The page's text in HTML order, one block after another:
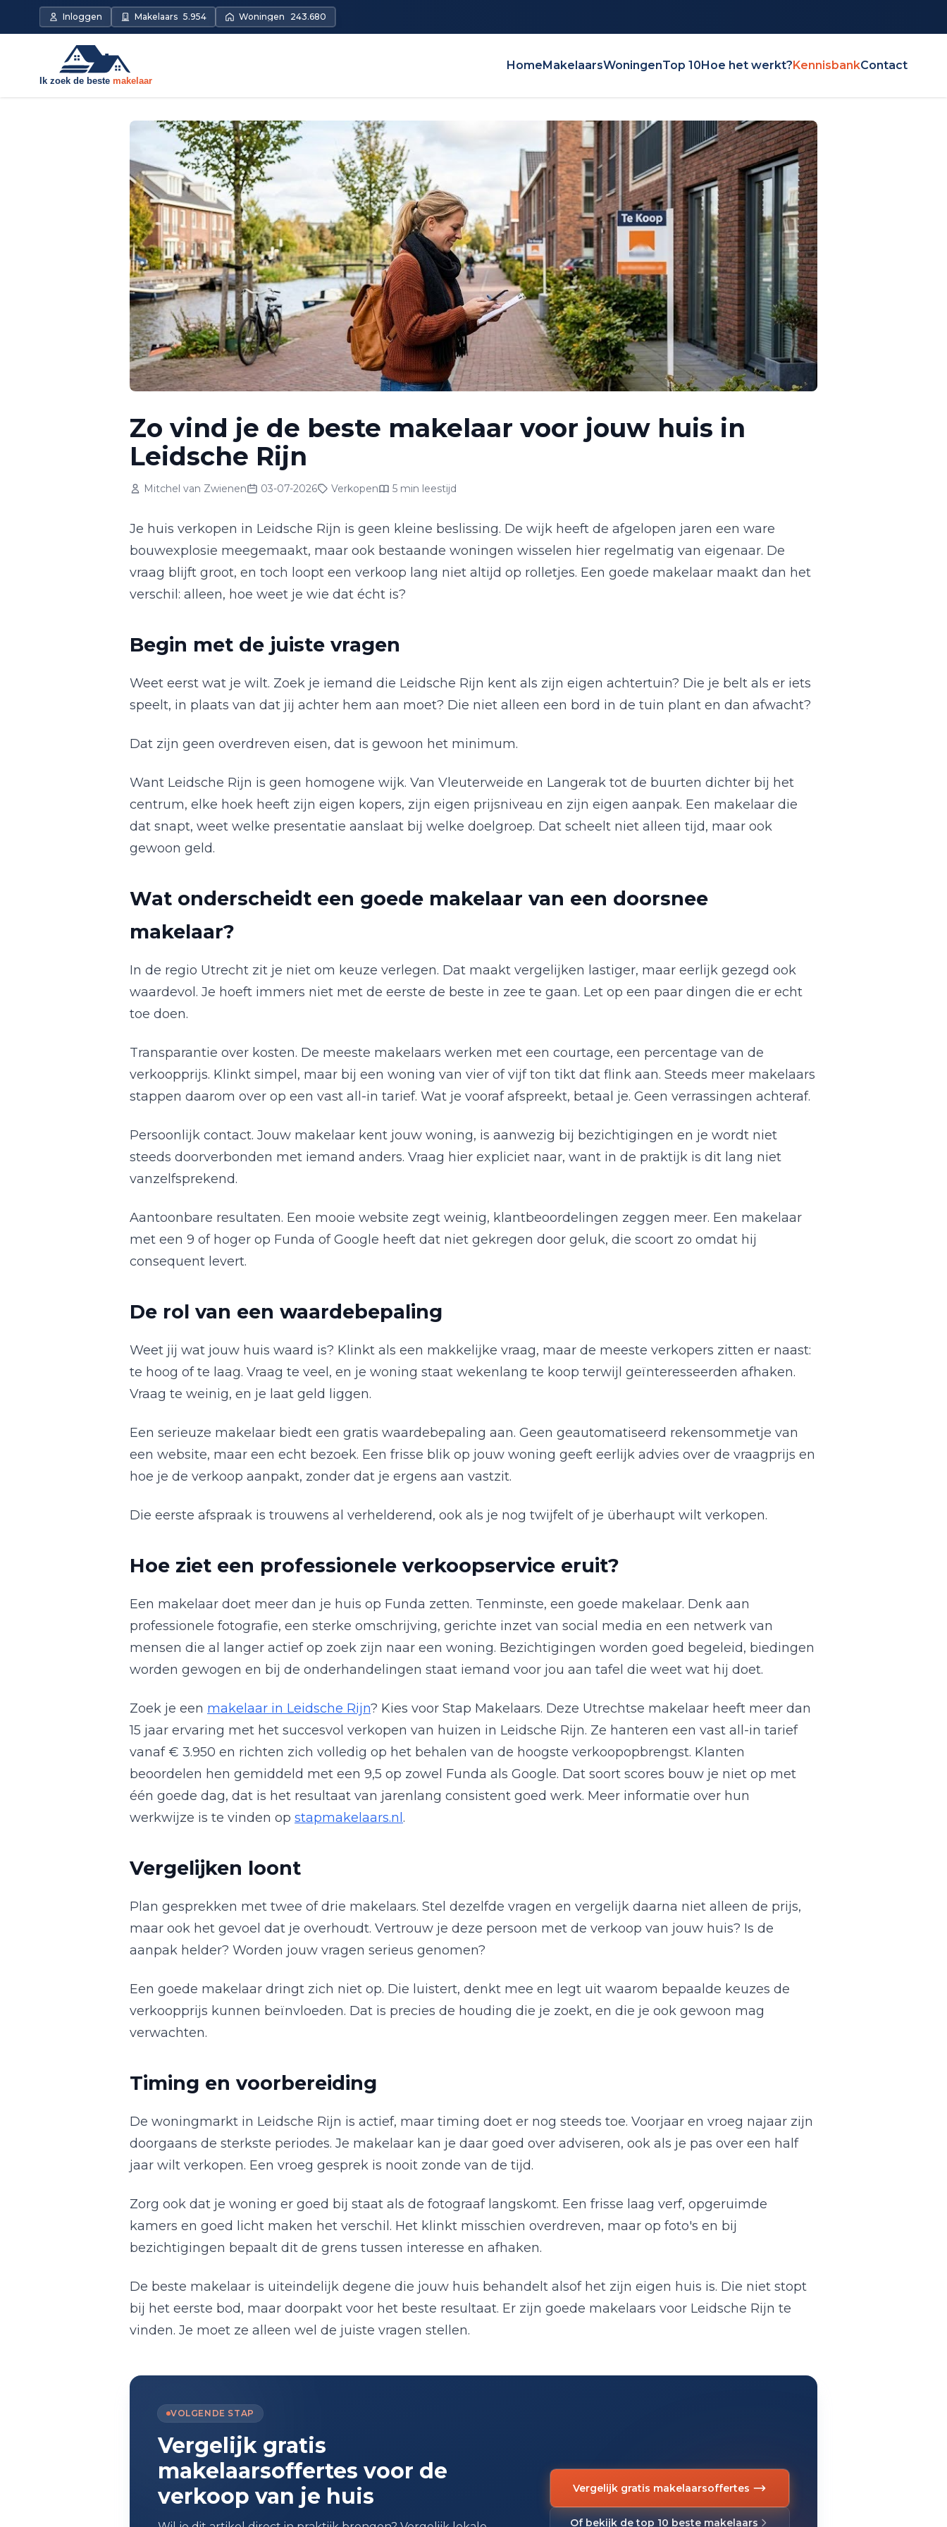
Inloggen Makelaars 5.954 Woningen 243.680
HomeMakelaarsWoningenTop 10Hoe het werkt?KennisbankContact
Zo vind je de beste makelaar voor jouw huis in
Leidsche Rijn
Mitchel van Zwienen 03-07-2026 Verkopen 5 min leestijd
Je huis verkopen in Leidsche Rijn is geen kleine beslissing. De wijk heeft de afgelopen jaren een ware
bouwexplosie meegemaakt, maar ook bestaande woningen wisselen hier regelmatig van eigenaar. De
vraag blijft groot, en toch loopt een verkoop lang niet altijd op rolletjes. Een goede makelaar maakt dan het
verschil: alleen, hoe weet je wie dat écht is?
Begin met de juiste vragen
Weet eerst wat je wilt. Zoek je iemand die Leidsche Rijn kent als zijn eigen achtertuin? Die je belt als er iets
speelt, in plaats van dat jij achter hem aan moet? Die niet alleen een bord in de tuin plant en dan afwacht?
Dat zijn geen overdreven eisen, dat is gewoon het minimum.
Want Leidsche Rijn is geen homogene wijk. Van Vleuterweide en Langerak tot de buurten dichter bij het
centrum, elke hoek heeft zijn eigen kopers, zijn eigen prijsniveau en zijn eigen aanpak. Een makelaar die
dat snapt, weet welke presentatie aanslaat bij welke doelgroep. Dat scheelt niet alleen tijd, maar ook
gewoon geld.
Wat onderscheidt een goede makelaar van een doorsnee
makelaar?
In de regio Utrecht zit je niet om keuze verlegen. Dat maakt vergelijken lastiger, maar eerlijk gezegd ook
waardevol. Je hoeft immers niet met de eerste de beste in zee te gaan. Let op een paar dingen die er echt
toe doen.
Transparantie over kosten. De meeste makelaars werken met een courtage, een percentage van de
verkoopprijs. Klinkt simpel, maar bij een woning van vier of vijf ton tikt dat flink aan. Steeds meer makelaars
stappen daarom over op een vast all-in tarief. Wat je vooraf afspreekt, betaal je. Geen verrassingen achteraf.
Persoonlijk contact. Jouw makelaar kent jouw woning, is aanwezig bij bezichtigingen en je wordt niet
steeds doorverbonden met iemand anders. Vraag hier expliciet naar, want in de praktijk is dit lang niet
vanzelfsprekend.
Aantoonbare resultaten. Een mooie website zegt weinig, klantbeoordelingen zeggen meer. Een makelaar
met een 9 of hoger op Funda of Google heeft dat niet gekregen door geluk, die scoort zo omdat hij
consequent levert.
De rol van een waardebepaling
Weet jij wat jouw huis waard is? Klinkt als een makkelijke vraag, maar de meeste verkopers zitten er naast:
te hoog of te laag. Vraag te veel, en je woning staat wekenlang te koop terwijl geïnteresseerden afhaken.
Vraag te weinig, en je laat geld liggen.
Een serieuze makelaar biedt een gratis waardebepaling aan. Geen geautomatiseerd rekensommetje van
een website, maar een echt bezoek. Een frisse blik op jouw woning geeft eerlijk advies over de vraagprijs en
hoe je de verkoop aanpakt, zonder dat je ergens aan vastzit.
Die eerste afspraak is trouwens al verhelderend, ook als je nog twijfelt of je überhaupt wilt verkopen.
Hoe ziet een professionele verkoopservice eruit?
Een makelaar doet meer dan je huis op Funda zetten. Tenminste, een goede makelaar. Denk aan
professionele fotografie, een sterke omschrijving, gerichte inzet van social media en een netwerk van
mensen die al langer actief op zoek zijn naar een woning. Bezichtigingen worden goed begeleid, biedingen
worden gewogen en bij de onderhandelingen staat iemand voor jou aan tafel die weet wat hij doet.
Zoek je een makelaar in Leidsche Rijn? Kies voor Stap Makelaars. Deze Utrechtse makelaar heeft meer dan
15 jaar ervaring met het succesvol verkopen van huizen in Leidsche Rijn. Ze hanteren een vast all-in tarief
vanaf € 3.950 en richten zich volledig op het behalen van de hoogste verkoopopbrengst. Klanten
beoordelen hen gemiddeld met een 9,5 op zowel Funda als Google. Dat soort scores bouw je niet op met
één goede dag, dat is het resultaat van jarenlang consistent goed werk. Meer informatie over hun
werkwijze is te vinden op stapmakelaars.nl .
Vergelijken loont
Plan gesprekken met twee of drie makelaars. Stel dezelfde vragen en vergelijk daarna niet alleen de prijs,
maar ook het gevoel dat je overhoudt. Vertrouw je deze persoon met de verkoop van jouw huis? Is de
aanpak helder? Worden jouw vragen serieus genomen?
Een goede makelaar dringt zich niet op. Die luistert, denkt mee en legt uit waarom bepaalde keuzes de
verkoopprijs kunnen beïnvloeden. Dat is precies de houding die je zoekt, en die je ook gewoon mag
verwachten.
Timing en voorbereiding
De woningmarkt in Leidsche Rijn is actief, maar timing doet er nog steeds toe. Voorjaar en vroeg najaar zijn
doorgaans de sterkste periodes. Je makelaar kan je daar goed over adviseren, ook als je pas over een half
jaar wilt verkopen. Een vroeg gesprek is nooit zonde van de tijd.
Zorg ook dat je woning er goed bij staat als de fotograaf langskomt. Een frisse laag verf, opgeruimde
kamers en goed licht maken het verschil. Het klinkt misschien overdreven, maar op foto's en bij
bezichtigingen bepaalt dit de grens tussen interesse en afhaken.
De beste makelaar is uiteindelijk degene die jouw huis behandelt alsof het zijn eigen huis is. Die niet stopt
bij het eerste bod, maar doorpakt voor het beste resultaat. Er zijn goede makelaars voor Leidsche Rijn te
vinden. Je moet ze alleen wel de juiste vragen stellen.
VOLGENDE STAP
Vergelijk gratis
makelaarsoffertes voor de
verkoop van je huis
Vergelijk gratis makelaarsoffertes
Of bekijk de top 10 beste makelaars